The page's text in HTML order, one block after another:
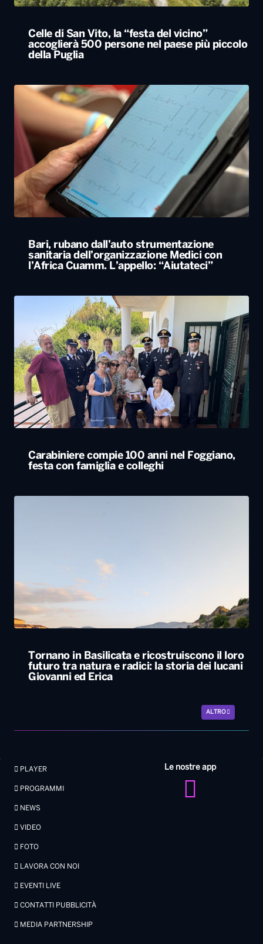
Celle di San Vito, la “festa del vicino”
accoglierà 500 persone nel paese più piccolo
della Puglia
Bari, rubano dall’auto strumentazione
sanitaria dell’organizzazione Medici con
l’Africa Cuamm. L’appello: “Aiutateci”
Carabiniere compie 100 anni nel Foggiano,
festa con famiglia e colleghi
Tornano in Basilicata e ricostruiscono il loro
futuro tra natura e radici: la storia dei lucani
Giovanni ed Erica
ALTRO
Le nostre app
PLAYER
PROGRAMMI
NEWS
VIDEO
FOTO
LAVORA CON NOI
EVENTI LIVE
CONTATTI PUBBLICITÀ
MEDIA PARTNERSHIP